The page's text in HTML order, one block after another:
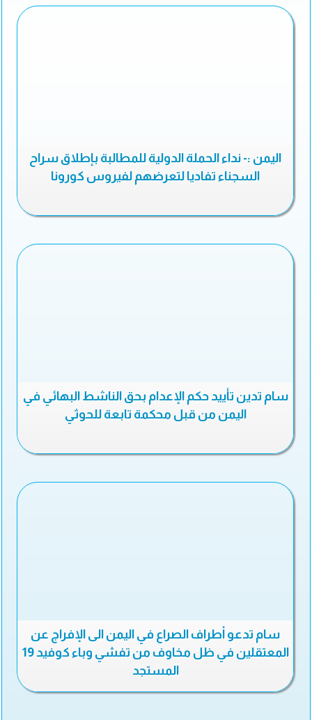
اليمن :- نداء الحملة الدولية للمطالبة بإطلاق سراح
السجناء تفاديا لتعرضهم لفيروس كورونا
سام تدين تأييد حكم الإعدام بحق الناشط البهائي في
اليمن من قبل محكمة تابعة للحوثي
سام تدعو أطراف الصراع في اليمن الى الإفراج عن
المعتقلين في ظل مخاوف من تفشي وباء كوفيد 19
المستجد